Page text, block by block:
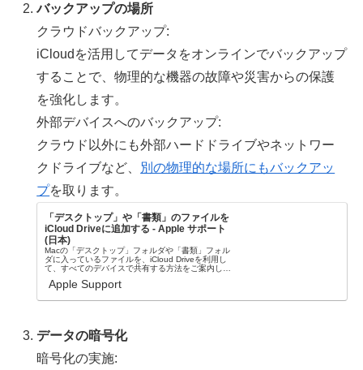
バックアップの場所
クラウドバックアップ:
iCloudを活用してデータをオンラインでバックアップ
することで、物理的な機器の故障や災害からの保護
を強化します。
外部デバイスへのバックアップ:
クラウド以外にも外部ハードドライブやネットワー
クドライブなど、
別の物理的な場所にもバックアッ
プを取ります。
「デスクトップ」や「書類」のファイルを
iCloud Driveに追加する - Apple サポート
(日本)
Macの「デスクトップ」フォルダや「書類」フォル
ダに入っているファイルを、iCloud Driveを利用し
て、すべてのデバイスで共有する方法をご案内しま
Apple Support
データの暗号化
暗号化の実施: